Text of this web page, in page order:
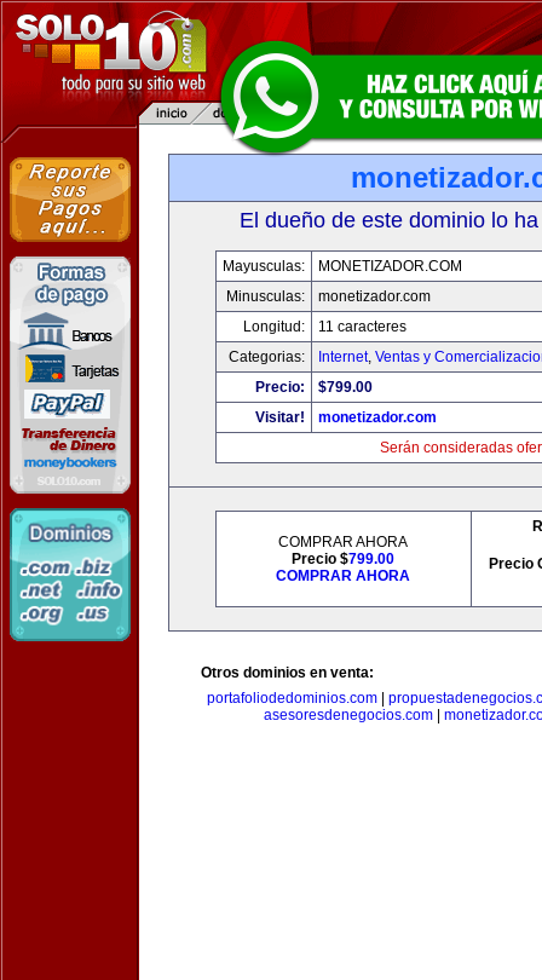
El dueño de este dominio lo
Mayusculas:
MONETIZADOR.COM
Minusculas:
monetizador.com
Longitud:
11 caracteres
Categorias:
Internet, Ventas y
Precio:
$799.00
Visitar!
monetizador.com
Serán consideradas
COMPRAR AHORA
Precio $799.00
COMPRAR AHORA
Precio
Otros dominios en venta:
portafoliodedominios.com|
asesoresdenegocios.com